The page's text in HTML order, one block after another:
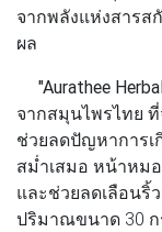
จากพลังแห่งสารส
ผล
"Aurathee
จากสมุนไพรไทย
ช่วยลดปัญหาการเ
สม่ำเสมอ หน้าหม
และช่วยลดเลือนริ้
ปริมาณขนาด 30